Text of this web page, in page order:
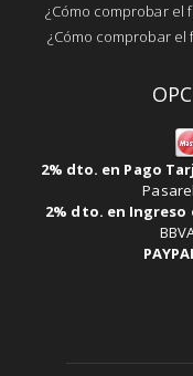
¿Cómo comprobar el
¿Cómo comprobar
2% dto. en Pago
2% dto. en